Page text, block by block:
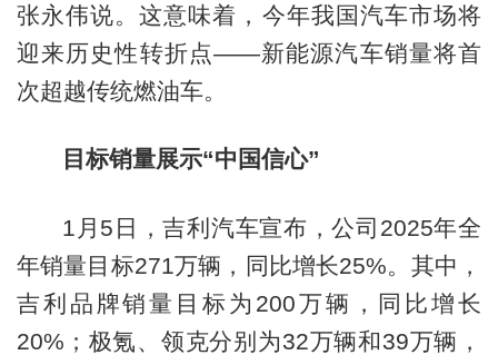
张永伟说。这意味着，今年我国汽车市场将
迎来历史性转折点——新能源汽车销量将首
次超越传统燃油车。
目标销量展示“中国信心”
1月5日，吉利汽车宣布，公司2025年全
年销量目标271万辆，同比增长25%。其中，
吉利品牌销量目标为200万辆，同比增长
20%；极氪、领克分别为32万辆和39万辆，